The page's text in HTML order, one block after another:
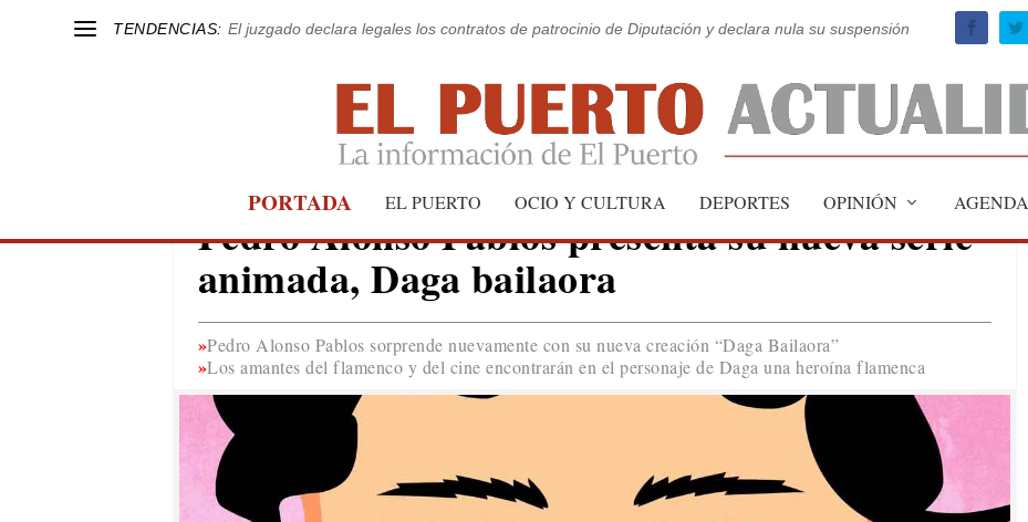
TENDENCIAS: El juzgado declara legales los contratos de patrocinio de Diputación y declara nula su suspensión
PORTADA EL PUERTO OCIO Y CULTURA DEPORTES OPINIÓN AGENDA
SERIES
Pedro Alonso Pablos presenta su nueva serie
animada, Daga bailaora
Pedro Alonso Pablos sorprende nuevamente con su nueva creación “Daga Bailaora”
Los amantes del flamenco y del cine encontrarán en el personaje de Daga una heroína flamenca